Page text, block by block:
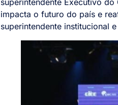
superintendente Executivo
impacta o futuro do país e
superintendente institucional